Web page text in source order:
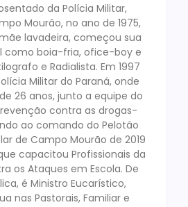
da Polícia Militar,
Mourão, no ano de 1975,
lavadeira, começou sua
como boia-fria, ofice-boy e
e Radialista. Em 1997
Militar do Paraná, onde
26 anos, junto a equipe do
contra as drogas-
ao comando do Pelotão
de Campo Mourão de 2019
capacitou Profissionais da
os Ataques em Escola. De
é Ministro Eucarístico,
nas Pastorais, Familiar e